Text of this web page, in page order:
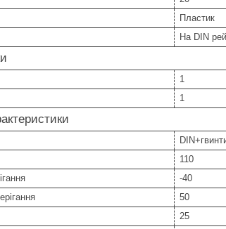
Пластик
На DIN
1
1
110
-40
50
25